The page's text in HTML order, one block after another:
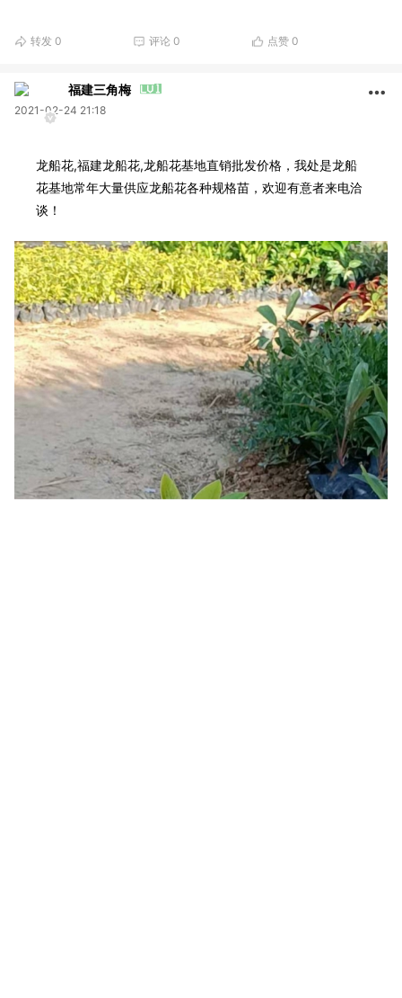
转发 0 评论 0 点赞 0
福建三角梅
2021-02-24 21:18
龙船花,福建龙船花,龙船花基地直销批发价格，我处是龙船
花基地常年大量供应龙船花各种规格苗，欢迎有意者来电洽
谈！